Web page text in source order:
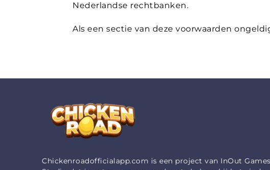
Nederlandse rechtbanken.
Als een sectie van deze voorwaarden
Chickenroadofficialapp.com is een project van InOut Games